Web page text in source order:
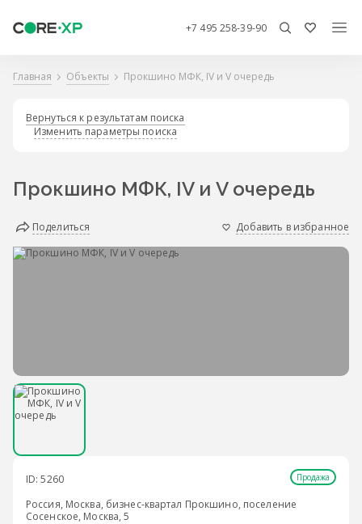
+7 495 258-39-90
Главная Объекты Прокшино МФК, IV и V очередь
Вернуться к результатам поиска
Изменить параметры поиска
Прокшино МФК, IV и V очередь
Поделиться Добавить в избранное
ID: 5260 Продажа
Россия, Москва, бизнес-квартал Прокшино, поселение
Сосенское, Москва, 5